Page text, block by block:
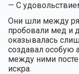
— С
Они шли между
пробовали мед и
оказывалась
создавал особую
между ними
искра.